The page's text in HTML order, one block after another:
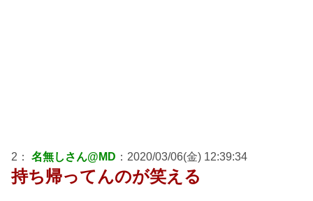
2： 名無しさん@MD ：2020/03/06(金) 12:39:34
持ち帰ってんのが笑える